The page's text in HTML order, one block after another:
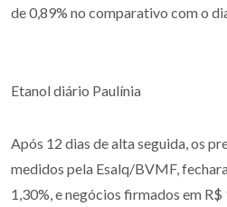
de 0,89% no comparativo com o
Etanol diário Paulínia
Após 12 dias de alta seguida, os
medidos pela Esalq/BVMF,
1,30%, e negócios firmados em